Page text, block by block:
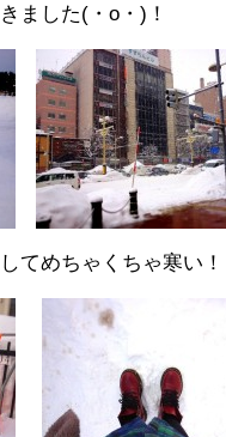
ました(・o・)！
てめちゃくちゃ寒い！